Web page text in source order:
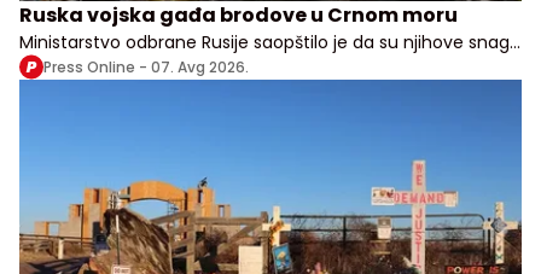
Ruska vojska gađa brodove u Crnom moru
Ministarstvo odbrane Rusije saopštilo je da su njihove snage
izvele udare na vojne, transportne i logističke objekte u više
Press Online - 07. Avg 2026.